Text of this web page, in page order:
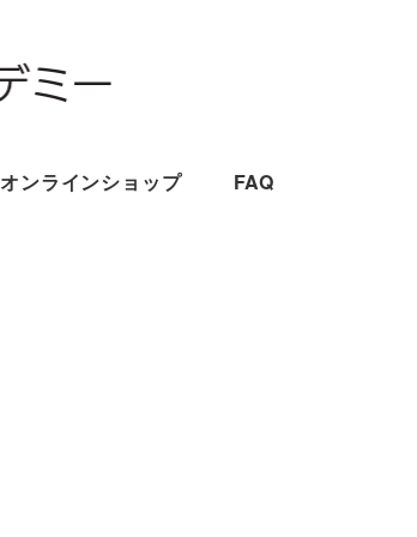
オンラインショップ FAQ